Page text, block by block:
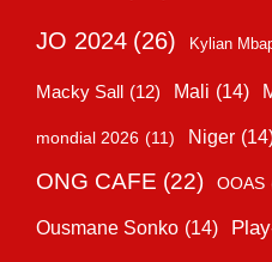
JO 2024 (26) Kylian
Macky Sall (12) Mali (14)
mondial 2026 (11) Niger
ONG CAFE (22) OOAS
Ousmane Sonko (14)